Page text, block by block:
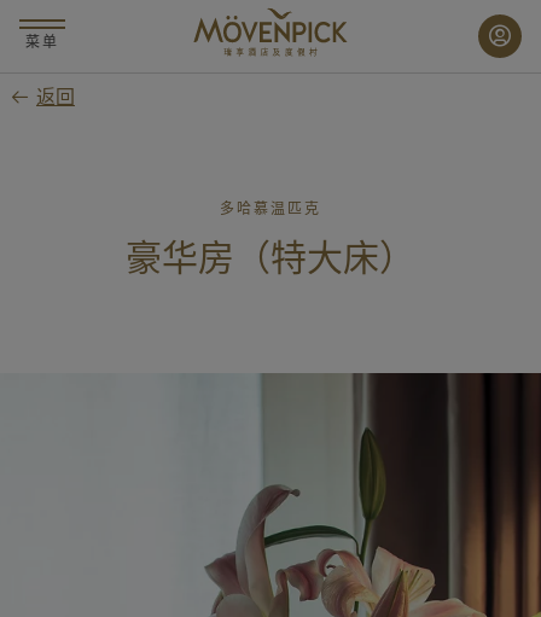
要
菜单
返回
多哈慕温匹克
豪华房（特大床）